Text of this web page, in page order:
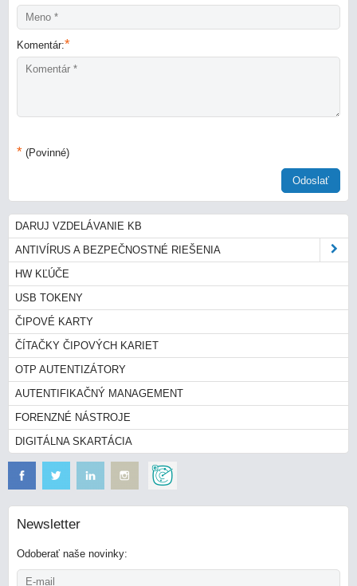
Komentár:*
* (Povinné)
Odoslať
DARUJ VZDELÁVANIE KB
ANTIVÍRUS A BEZPEČNOSTNÉ RIEŠENIA
HW KĽÚČE
USB TOKENY
ČIPOVÉ KARTY
ČÍTAČKY ČIPOVÝCH KARIET
OTP AUTENTIZÁTORY
AUTENTIFIKAČNÝ MANAGEMENT
FORENZNÉ NÁSTROJE
DIGITÁLNA SKARTÁCIA
Newsletter
Odoberať naše novinky: